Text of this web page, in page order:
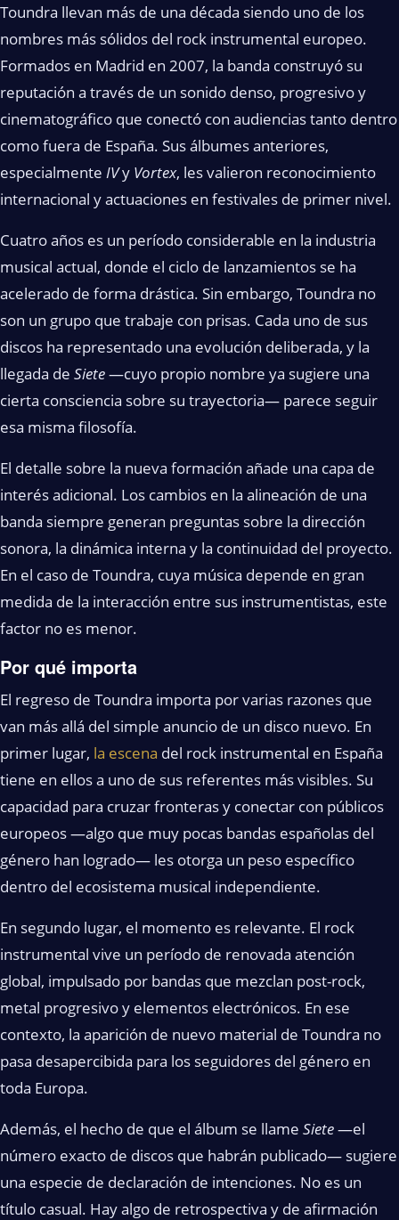
Toundra llevan más de una década siendo uno de los
nombres más sólidos del rock instrumental europeo.
Formados en Madrid en 2007, la banda construyó su
reputación a través de un sonido denso, progresivo y
cinematográfico que conectó con audiencias tanto dentro
como fuera de España. Sus álbumes anteriores,
especialmente IVy Vortex, les valieron reconocimiento
internacional y actuaciones en festivales de primer nivel.
Cuatro años es un período considerable en la industria
musical actual, donde el ciclo de lanzamientos se ha
acelerado de forma drástica. Sin embargo, Toundra no
son un grupo que trabaje con prisas. Cada uno de sus
discos ha representado una evolución deliberada, y la
llegada de Siete—cuyo propio nombre ya sugiere una
cierta consciencia sobre su trayectoria— parece seguir
esa misma filosofía.
El detalle sobre la nueva formación añade una capa de
interés adicional. Los cambios en la alineación de una
banda siempre generan preguntas sobre la dirección
sonora, la dinámica interna y la continuidad del proyecto.
En el caso de Toundra, cuya música depende en gran
medida de la interacción entre sus instrumentistas, este
factor no es menor.
Por qué importa
El regreso de Toundra importa por varias razones que
van más allá del simple anuncio de un disco nuevo. En
primer lugar, la escena del rock instrumental en España
tiene en ellos a uno de sus referentes más visibles. Su
capacidad para cruzar fronteras y conectar con públicos
europeos —algo que muy pocas bandas españolas del
género han logrado— les otorga un peso específico
dentro del ecosistema musical independiente.
En segundo lugar, el momento es relevante. El rock
instrumental vive un período de renovada atención
global, impulsado por bandas que mezclan post-rock,
metal progresivo y elementos electrónicos. En ese
contexto, la aparición de nuevo material de Toundra no
pasa desapercibida para los seguidores del género en
toda Europa.
Además, el hecho de que el álbum se llame Siete—el
número exacto de discos que habrán publicado— sugiere
una especie de declaración de intenciones. No es un
título casual. Hay algo de retrospectiva y de afirmación